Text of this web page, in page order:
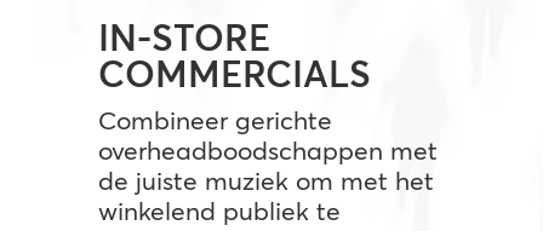
IN-STORE
COMMERCIALS
Combineer gerichte
overheadboodschappen met
de juiste muziek om met het
winkelend publiek te